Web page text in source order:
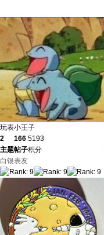
玩表小王子
2
主题
166
帖子
5193
积分
白银表友